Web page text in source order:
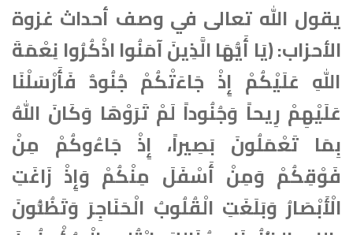
يقول الله تعالى في وصف أحداث غزوة
الأحزاب: ﴿يَا أَيُّهَا الَّذِينَ آمَنُوا اذْكُرُوا نِعْمَةَ
اللهِ عَلَيْكُمْ إِذْ جَاءَتْكُمْ جُنُودٌ فَأَرْسَلْنَا
عَلَيْهِمْ رِيحاً وَجُنُوداً لَمْ تَرَوْهَا وَكَانَ اللهُ
بِمَا تَعْمَلُونَ بَصِيراً، إِذْ جَاءُوكُمْ مِنْ
فَوْقِكُمْ وَمِنْ أَسْفَلَ مِنْكُمْ وَإِذْ زَاغَتِ
الْأَبْصَارُ وَبَلَغَتِ الْقُلُوبُ الْحَنَاجِرَ وَتَظُنُّونَ